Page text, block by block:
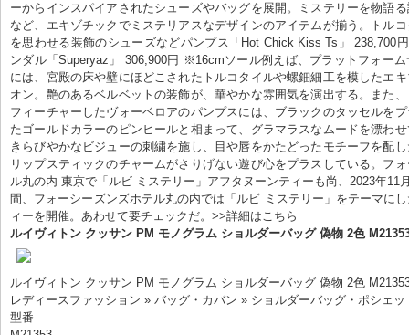
ーからインスパイアされたシューズやバッグを展開。ミステリーを物語
など、エキゾチックでミステリアスなデザインのアイテムが揃う。トル
を思わせる装飾のシューズなどパンプス「Hot Chick Kiss Ts」 238,700
ンダル「Superyaz」 306,900円 ※16cmソール例えば、プラットフォー
には、宮殿の床や壁にほどこされたトルコタイルや螺鈿細工を模したエ
オン。艶のあるベルベットの装飾が、華やかな雰囲気を演出する。また
フィーチャーしたヴォーベロアのパンプスには、ブラックのタッセルを
たゴールドカラーのピンヒールと相まって、グラマラスなムードを漂わ
きらびやかなビジューの刺繍を施し、目や唇をかたどったモチーフを配
リップスティックのチャームがさりげない遊び心をプラスしている。フ
ル丸の内 東京で「ルビ ミステリー」アフタヌーンティーも尚、2023年11
間、フォーシーズンズホテル丸の内では「ルビ ミステリー」をテーマに
ィーを開催。あわせて要チェックだ。>>詳細はこちら
ルイヴィトン クッサン PM モノグラム ショルダーバッグ 偽物 2色
ルイヴィトン クッサン PM モノグラム ショルダーバッグ 偽物 2色
レディースファッション » バッグ・カバン » ショルダーバッグ・ポシェッ
型番